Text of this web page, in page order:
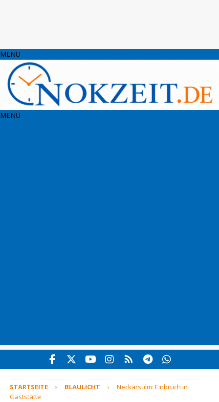
MENU
MENU
STARTSEITE BLAULICHT
Neckarsulm: Einbruch in
Gaststätte